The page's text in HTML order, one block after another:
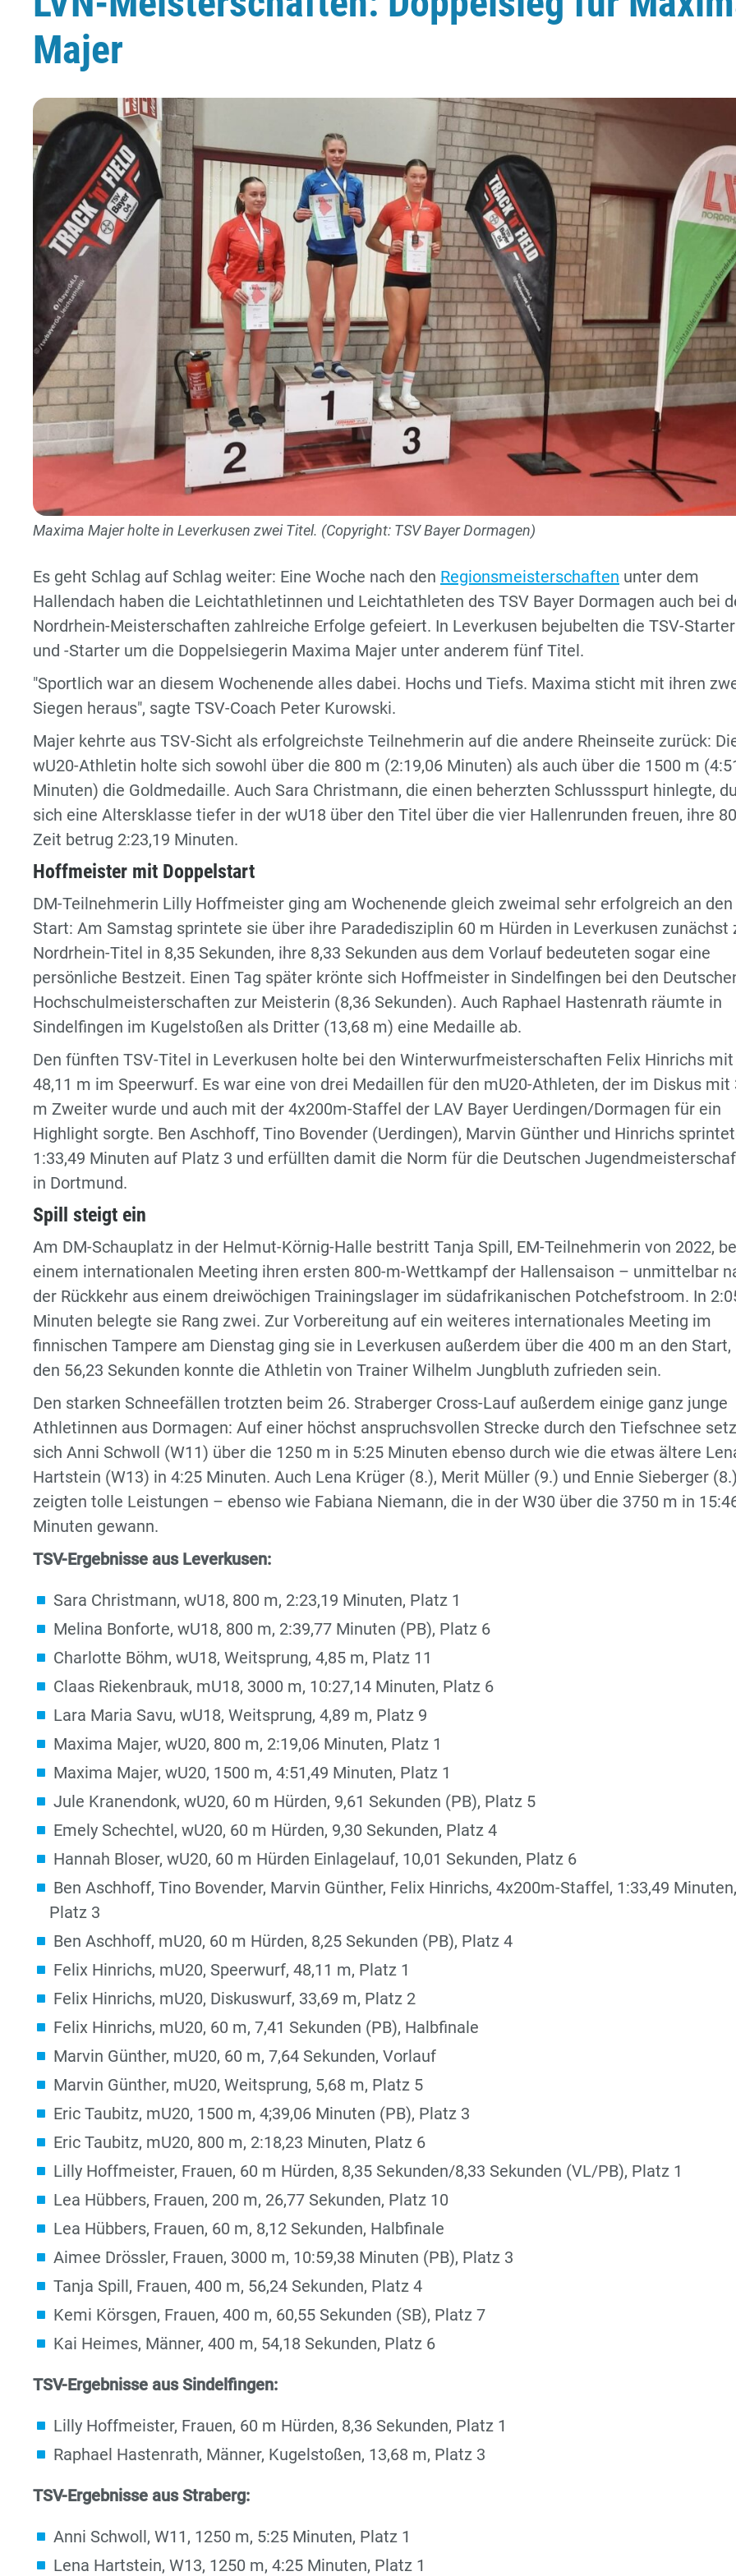
Majer
Maxima Majer holte in Leverkusen zwei Titel. (Copyright: TSV Bayer Dormagen)
Es geht Schlag auf Schlag weiter: Eine Woche nach den Regionsmeisterschaften unter dem
Hallendach haben die Leichtathletinnen und Leichtathleten des TSV Bayer Dormagen auch bei
Nordrhein-Meisterschaften zahlreiche Erfolge gefeiert. In Leverkusen bejubelten die TSV-
und -Starter um die Doppelsiegerin Maxima Majer unter anderem fünf Titel.
"Sportlich war an diesem Wochenende alles dabei. Hochs und Tiefs. Maxima sticht mit ihren
Siegen heraus", sagte TSV-Coach Peter Kurowski.
Majer kehrte aus TSV-Sicht als erfolgreichste Teilnehmerin auf die andere Rheinseite zurück:
wU20-Athletin holte sich sowohl über die 800 m (2:19,06 Minuten) als auch über die 1500 m
Minuten) die Goldmedaille. Auch Sara Christmann, die einen beherzten Schlussspurt hinlegte,
sich eine Altersklasse tiefer in der wU18 über den Titel über die vier Hallenrunden freuen, ihre
Zeit betrug 2:23,19 Minuten.
Hoffmeister mit Doppelstart
DM-Teilnehmerin Lilly Hoffmeister ging am Wochenende gleich zweimal sehr erfolgreich an den
Start: Am Samstag sprintete sie über ihre Paradedisziplin 60 m Hürden in Leverkusen zunächst
Nordrhein-Titel in 8,35 Sekunden, ihre 8,33 Sekunden aus dem Vorlauf bedeuteten sogar eine
persönliche Bestzeit. Einen Tag später krönte sich Hoffmeister in Sindelfingen bei den
Hochschulmeisterschaften zur Meisterin (8,36 Sekunden). Auch Raphael Hastenrath räumte in
Sindelfingen im Kugelstoßen als Dritter (13,68 m) eine Medaille ab.
Den fünften TSV-Titel in Leverkusen holte bei den Winterwurfmeisterschaften Felix Hinrichs mit
48,11 m im Speerwurf. Es war eine von drei Medaillen für den mU20-Athleten, der im Diskus mit
m Zweiter wurde und auch mit der 4x200m-Staffel der LAV Bayer Uerdingen/Dormagen für ein
Highlight sorgte. Ben Aschhoff, Tino Bovender (Uerdingen), Marvin Günther und Hinrichs
1:33,49 Minuten auf Platz 3 und erfüllten damit die Norm für die Deutschen
in Dortmund.
Spill steigt ein
Am DM-Schauplatz in der Helmut-Körnig-Halle bestritt Tanja Spill, EM-Teilnehmerin von 2022,
einem internationalen Meeting ihren ersten 800-m-Wettkampf der Hallensaison – unmittelbar
der Rückkehr aus einem dreiwöchigen Trainingslager im südafrikanischen Potchefstroom. In
Minuten belegte sie Rang zwei. Zur Vorbereitung auf ein weiteres internationales Meeting im
finnischen Tampere am Dienstag ging sie in Leverkusen außerdem über die 400 m an den
den 56,23 Sekunden konnte die Athletin von Trainer Wilhelm Jungbluth zufrieden sein.
Den starken Schneefällen trotzten beim 26. Straberger Cross-Lauf außerdem einige ganz junge
Athletinnen aus Dormagen: Auf einer höchst anspruchsvollen Strecke durch den Tiefschnee
sich Anni Schwoll (W11) über die 1250 m in 5:25 Minuten ebenso durch wie die etwas ältere
Hartstein (W13) in 4:25 Minuten. Auch Lena Krüger (8.), Merit Müller (9.) und Ennie Sieberger
zeigten tolle Leistungen – ebenso wie Fabiana Niemann, die in der W30 über die 3750 m in
Minuten gewann.
TSV-Ergebnisse aus Leverkusen:
Sara Christmann, wU18, 800 m, 2:23,19 Minuten, Platz 1
Melina Bonforte, wU18, 800 m, 2:39,77 Minuten (PB), Platz 6
Charlotte Böhm, wU18, Weitsprung, 4,85 m, Platz 11
Claas Riekenbrauk, mU18, 3000 m, 10:27,14 Minuten, Platz 6
Lara Maria Savu, wU18, Weitsprung, 4,89 m, Platz 9
Maxima Majer, wU20, 800 m, 2:19,06 Minuten, Platz 1
Maxima Majer, wU20, 1500 m, 4:51,49 Minuten, Platz 1
Jule Kranendonk, wU20, 60 m Hürden, 9,61 Sekunden (PB), Platz 5
Emely Schechtel, wU20, 60 m Hürden, 9,30 Sekunden, Platz 4
Hannah Bloser, wU20, 60 m Hürden Einlagelauf, 10,01 Sekunden, Platz 6
Ben Aschhoff, Tino Bovender, Marvin Günther, Felix Hinrichs, 4x200m-Staffel, 1:33,49 Minuten,
Platz 3
Ben Aschhoff, mU20, 60 m Hürden, 8,25 Sekunden (PB), Platz 4
Felix Hinrichs, mU20, Speerwurf, 48,11 m, Platz 1
Felix Hinrichs, mU20, Diskuswurf, 33,69 m, Platz 2
Felix Hinrichs, mU20, 60 m, 7,41 Sekunden (PB), Halbfinale
Marvin Günther, mU20, 60 m, 7,64 Sekunden, Vorlauf
Marvin Günther, mU20, Weitsprung, 5,68 m, Platz 5
Eric Taubitz, mU20, 1500 m, 4;39,06 Minuten (PB), Platz 3
Eric Taubitz, mU20, 800 m, 2:18,23 Minuten, Platz 6
Lilly Hoffmeister, Frauen, 60 m Hürden, 8,35 Sekunden/8,33 Sekunden (VL/PB), Platz 1
Lea Hübbers, Frauen, 200 m, 26,77 Sekunden, Platz 10
Lea Hübbers, Frauen, 60 m, 8,12 Sekunden, Halbfinale
Aimee Drössler, Frauen, 3000 m, 10:59,38 Minuten (PB), Platz 3
Tanja Spill, Frauen, 400 m, 56,24 Sekunden, Platz 4
Kemi Körsgen, Frauen, 400 m, 60,55 Sekunden (SB), Platz 7
Kai Heimes, Männer, 400 m, 54,18 Sekunden, Platz 6
TSV-Ergebnisse aus Sindelfingen:
Lilly Hoffmeister, Frauen, 60 m Hürden, 8,36 Sekunden, Platz 1
Raphael Hastenrath, Männer, Kugelstoßen, 13,68 m, Platz 3
TSV-Ergebnisse aus Straberg:
Anni Schwoll, W11, 1250 m, 5:25 Minuten, Platz 1
Lena Hartstein, W13, 1250 m, 4:25 Minuten, Platz 1